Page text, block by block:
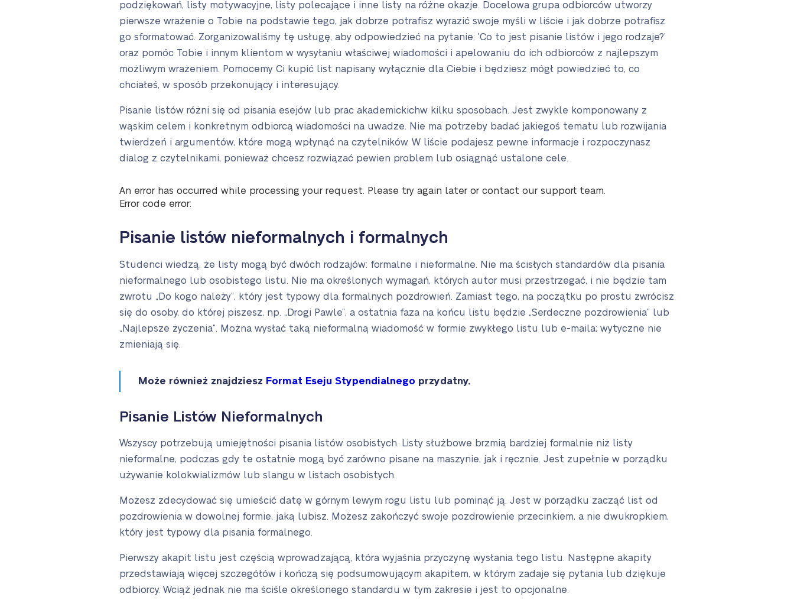
podziękowań, listy motywacyjne, listy polecające i inne listy na różne okazje. Docelowa grupa odbiorców utworzy
pierwsze wrażenie o Tobie na podstawie tego, jak dobrze potrafisz wyrazić swoje myśli w liście i jak dobrze potrafisz
go sformatować. Zorganizowaliśmy tę usługę, aby odpowiedzieć na pytanie: 'Co to jest pisanie listów i jego rodzaje?’
oraz pomóc Tobie i innym klientom w wysyłaniu właściwej wiadomości i apelowaniu do ich odbiorców z najlepszym
możliwym wrażeniem. Pomocemy Ci kupić list napisany wyłącznie dla Ciebie i będziesz mógł powiedzieć to, co
chciałeś, w sposób przekonujący i interesujący.
Pisanie listów różni się od pisania esejów lub prac akademickichw kilku sposobach. Jest zwykle komponowany z
wąskim celem i konkretnym odbiorcą wiadomości na uwadze. Nie ma potrzeby badać jakiegoś tematu lub rozwijania
twierdzeń i argumentów, które mogą wpłynąć na czytelników. W liście podajesz pewne informacje i rozpoczynasz
dialog z czytelnikami, ponieważ chcesz rozwiązać pewien problem lub osiągnąć ustalone cele.
An error has occurred while processing your request. Please try again later or contact our support team.
Error code error:
Pisanie listów nieformalnych i formalnych
Studenci wiedzą, że listy mogą być dwóch rodzajów: formalne i nieformalne. Nie ma ścisłych standardów dla pisania
nieformalnego lub osobistego listu. Nie ma określonych wymagań, których autor musi przestrzegać, i nie będzie tam
zwrotu „Do kogo należy”, który jest typowy dla formalnych pozdrowień. Zamiast tego, na początku po prostu zwrócisz
się do osoby, do której piszesz, np. „Drogi Pawle”, a ostatnia faza na końcu listu będzie „Serdeczne pozdrowienia” lub
„Najlepsze życzenia”. Można wysłać taką nieformalną wiadomość w formie zwykłego listu lub e-maila; wytyczne nie
zmieniają się.
Może również znajdziesz Format Eseju Stypendialnego przydatny.
Pisanie Listów Nieformalnych
Wszyscy potrzebują umiejętności pisania listów osobistych. Listy służbowe brzmią bardziej formalnie niż listy
nieformalne, podczas gdy te ostatnie mogą być zarówno pisane na maszynie, jak i ręcznie. Jest zupełnie w porządku
używanie kolokwializmów lub slangu w listach osobistych.
Możesz zdecydować się umieścić datę w górnym lewym rogu listu lub pominąć ją. Jest w porządku zacząć list od
pozdrowienia w dowolnej formie, jaką lubisz. Możesz zakończyć swoje pozdrowienie przecinkiem, a nie dwukropkiem,
który jest typowy dla pisania formalnego.
Pierwszy akapit listu jest częścią wprowadzającą, która wyjaśnia przyczynę wysłania tego listu. Następne akapity
przedstawiają więcej szczegółów i kończą się podsumowującym akapitem, w którym zadaje się pytania lub dziękuje
odbiorcy. Wciąż jednak nie ma ściśle określonego standardu w tym zakresie i jest to opcjonalne.